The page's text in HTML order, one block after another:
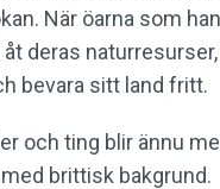
När öarna som
deras
bevara sitt land fritt.
och ting blir ännu
brittisk bakgrund.